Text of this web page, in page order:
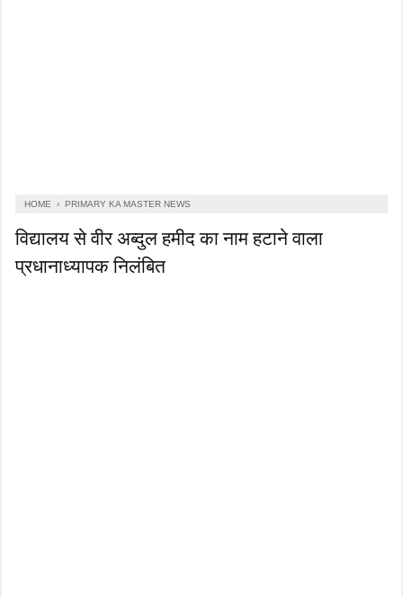
HOME › PRIMARY KA MASTER NEWS
विद्यालय से वीर अब्दुल हमीद का नाम हटाने वाला
प्रधानाध्यापक निलंबित